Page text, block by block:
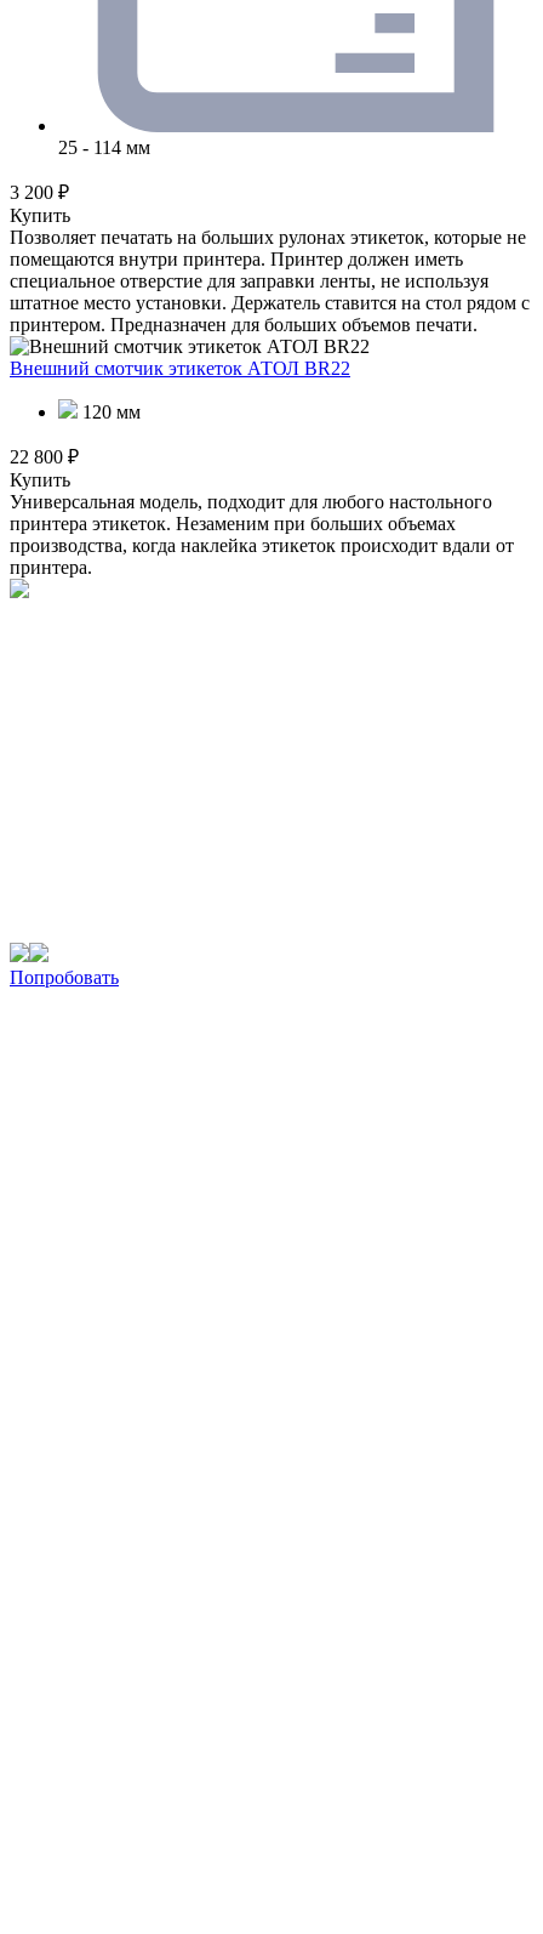
25 - 114 мм
3 200 ₽
Купить
Позволяет печатать на больших рулонах этикеток, которые не
помещаются внутри принтера. Принтер должен иметь
специальное отверстие для заправки ленты, не используя
штатное место установки. Держатель ставится на стол рядом с
принтером. Предназначен для больших объемов печати.
Внешний смотчик этикеток АТОЛ BR22
120 мм
22 800 ₽
Купить
Универсальная модель, подходит для любого настольного
принтера этикеток. Незаменим при больших объемах
производства, когда наклейка этикеток происходит вдали от
принтера.
Попробовать